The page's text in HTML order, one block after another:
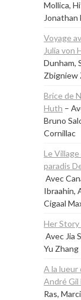
Mollica,
Jonathan
Voyage
Julia von
Dunham,
Zbigniew
Brice de
Huth –
Bruno
Cornillac
Le
paradis
Avec
Ibraahin,
Cigaal
Her Story
Avec Jia
Yu Zhang
A la lueur
André Gil
Ras,